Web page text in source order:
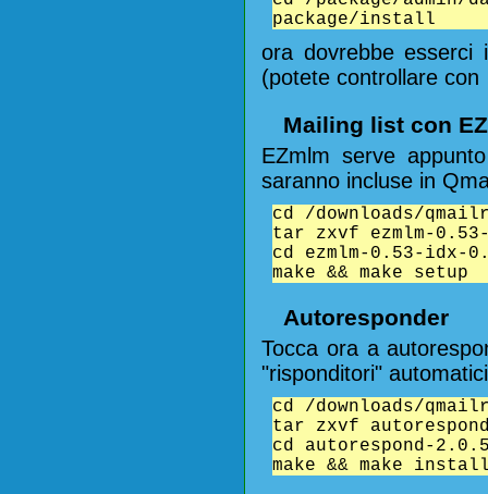
package/install
ora dovrebbe esserci
(potete controllare con
Mailing list con
EZmlm serve
saranno incluse in
cd /downloads/
tar zxvf ezmlm-
cd ezmlm-0.53-idx-
make && make setup
Autoresponder
Tocca ora a
"risponditori"
cd /downloads/
tar zxvf
cd autorespond-
make && make